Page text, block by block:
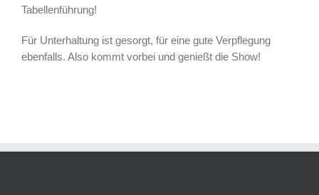
Tabellenführung!
Für Unterhaltung ist gesorgt, für eine gute Verpflegung
ebenfalls. Also kommt vorbei und genießt die Show!